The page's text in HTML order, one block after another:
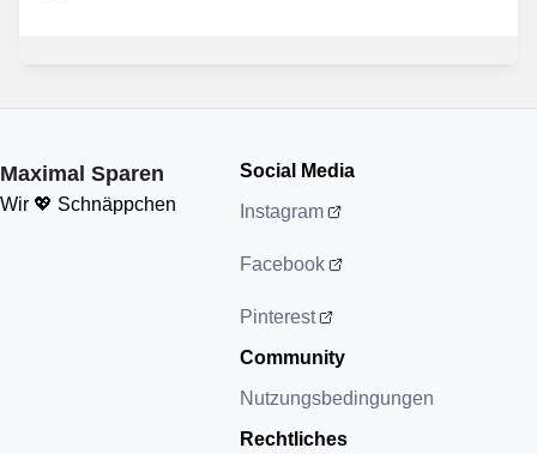
Maximal Sparen
Wir 💖 Schnäppchen
Social Media
Instagram
Facebook
Pinterest
Community
Nutzungsbedingungen
Rechtliches